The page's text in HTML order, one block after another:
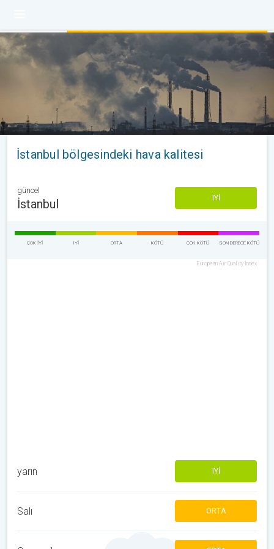
İstanbul bölgesindeki hava kalitesi
güncel
İstanbul IYI
ÇOK IYI IYI ORTA KÖTÜ ÇOK KÖTÜ SON DERECE KÖTÜ
European Air Quality Index
yarın IYI
Salı ORTA